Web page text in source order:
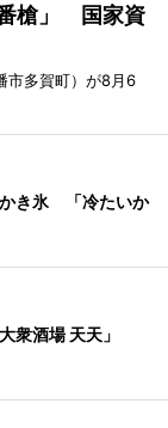
槍」 国家資
市多賀町）が8月6
き氷 「冷たいか
衆酒場 天天」